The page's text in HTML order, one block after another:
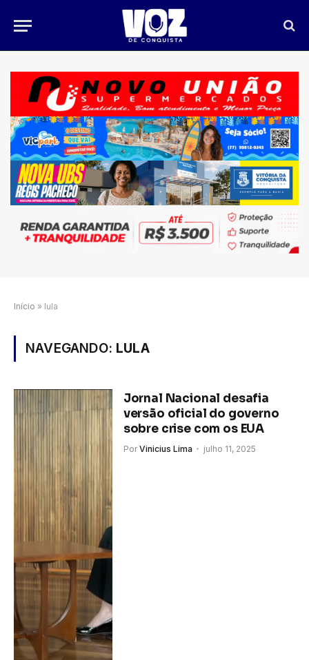
Início » lula
NAVEGANDO: LULA
Jornal Nacional desafia
versão oficial do governo
sobre crise com os EUA
Por Vinicius Lima julho 11, 2025